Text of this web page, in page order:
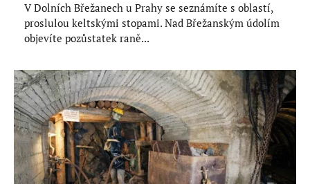
V Dolních Břežanech u Prahy se seznámíte s oblastí,
proslulou keltskými stopami. Nad Břežanským údolím
objevíte pozůstatek raně...